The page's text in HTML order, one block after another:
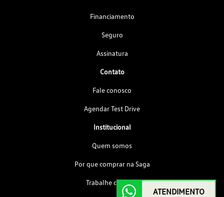
Financiamento
Seguro
Assinatura
Contato
Fale conosco
Agendar Test Drive
Institucional
Quem somos
Por que comprar na Saga
Trabalhe conosco
ATENDIMENTO